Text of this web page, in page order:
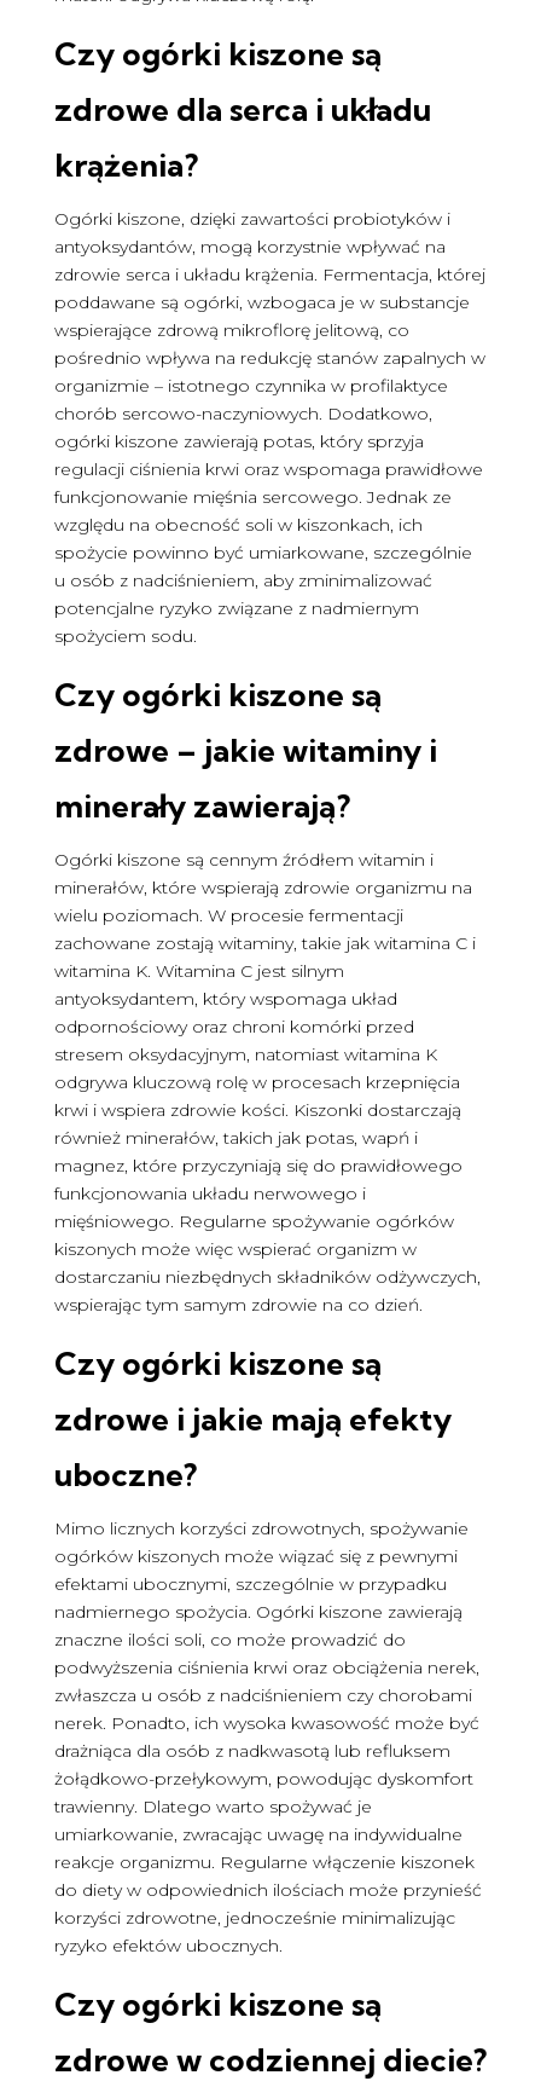
Czy ogórki kiszone są
zdrowe dla serca i układu
krążenia?
Ogórki kiszone, dzięki zawartości probiotyków i
antyoksydantów, mogą korzystnie wpływać na
zdrowie serca i układu krążenia. Fermentacja, której
poddawane są ogórki, wzbogaca je w substancje
wspierające zdrową mikroflorę jelitową, co
pośrednio wpływa na redukcję stanów zapalnych w
organizmie – istotnego czynnika w profilaktyce
chorób sercowo-naczyniowych. Dodatkowo,
ogórki kiszone zawierają potas, który sprzyja
regulacji ciśnienia krwi oraz wspomaga prawidłowe
funkcjonowanie mięśnia sercowego. Jednak ze
względu na obecność soli w kiszonkach, ich
spożycie powinno być umiarkowane, szczególnie
u osób z nadciśnieniem, aby zminimalizować
potencjalne ryzyko związane z nadmiernym
spożyciem sodu.
Czy ogórki kiszone są
zdrowe – jakie witaminy i
minerały zawierają?
Ogórki kiszone są cennym źródłem witamin i
minerałów, które wspierają zdrowie organizmu na
wielu poziomach. W procesie fermentacji
zachowane zostają witaminy, takie jak witamina C i
witamina K. Witamina C jest silnym
antyoksydantem, który wspomaga układ
odpornościowy oraz chroni komórki przed
stresem oksydacyjnym, natomiast witamina K
odgrywa kluczową rolę w procesach krzepnięcia
krwi i wspiera zdrowie kości. Kiszonki dostarczają
również minerałów, takich jak potas, wapń i
magnez, które przyczyniają się do prawidłowego
funkcjonowania układu nerwowego i
mięśniowego. Regularne spożywanie ogórków
kiszonych może więc wspierać organizm w
dostarczaniu niezbędnych składników odżywczych,
wspierając tym samym zdrowie na co dzień.
Czy ogórki kiszone są
zdrowe i jakie mają efekty
uboczne?
Mimo licznych korzyści zdrowotnych, spożywanie
ogórków kiszonych może wiązać się z pewnymi
efektami ubocznymi, szczególnie w przypadku
nadmiernego spożycia. Ogórki kiszone zawierają
znaczne ilości soli, co może prowadzić do
podwyższenia ciśnienia krwi oraz obciążenia nerek,
zwłaszcza u osób z nadciśnieniem czy chorobami
nerek. Ponadto, ich wysoka kwasowość może być
drażniąca dla osób z nadkwasotą lub refluksem
żołądkowo-przełykowym, powodując dyskomfort
trawienny. Dlatego warto spożywać je
umiarkowanie, zwracając uwagę na indywidualne
reakcje organizmu. Regularne włączenie kiszonek
do diety w odpowiednich ilościach może przynieść
korzyści zdrowotne, jednocześnie minimalizując
ryzyko efektów ubocznych.
Czy ogórki kiszone są
zdrowe w codziennej diecie?